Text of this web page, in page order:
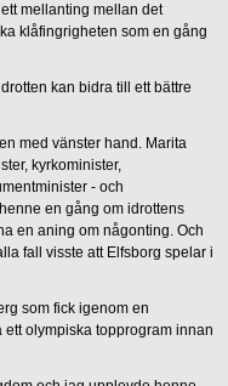
mellanting mellan det
klåfingrigheten som en gång
kan bidra till ett bättre
med vänster hand. Marita
kyrkominister,
- och
en gång om idrottens
en aning om någonting. Och
fall visste att Elfsborg spelar i
som fick igenom en
olympiska topprogram innan